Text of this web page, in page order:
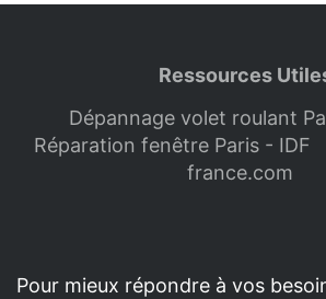
Ressources
Dépannage volet roulant
Réparation fenêtre Paris - IDF
france.com
Pour mieux répondre à vos